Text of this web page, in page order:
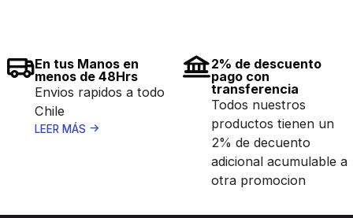
En tus Manos en
menos de 48Hrs
Envios rapidos a todo
Chile
LEER MÁS
2% de descuento
pago con
transferencia
Todos nuestros
productos tienen un
2% de decuento
adicional acumulable a
otra promocion